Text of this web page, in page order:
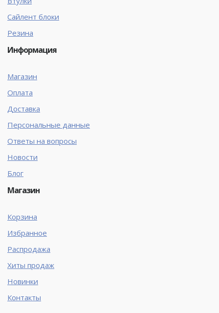
Сайлент блоки
Резина
Информация
Магазин
Оплата
Доставка
Персональные данные
Ответы на вопросы
Новости
Блог
Магазин
Корзина
Избранное
Распродажа
Хиты продаж
Новинки
Контакты